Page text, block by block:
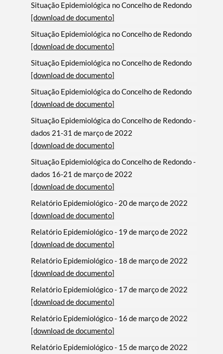
Situação Epidemiológica no Concelho de Redondo
[download de documento]
Situação Epidemiológica no Concelho de Redondo
[download de documento]
Situação Epidemiológica no Concelho de Redondo
[download de documento]
Situação Epidemiológica do Concelho de Redondo
[download de documento]
Situação Epidemiológica do Concelho de Redondo -
dados 21-31 de março de 2022
[download de documento]
Situação Epidemiológica do Concelho de Redondo -
dados 16-21 de março de 2022
[download de documento]
Relatório Epidemiológico - 20 de março de 2022
[download de documento]
Relatório Epidemiológico - 19 de março de 2022
[download de documento]
Relatório Epidemiológico - 18 de março de 2022
[download de documento]
Relatório Epidemiológico - 17 de março de 2022
[download de documento]
Relatório Epidemiológico - 16 de março de 2022
[download de documento]
Relatório Epidemiológico - 15 de março de 2022